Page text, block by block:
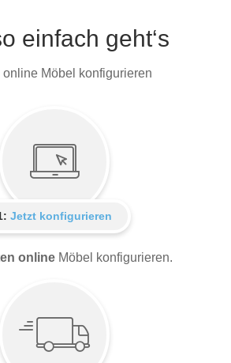
einfach geht‘s
online Möbel konfigurieren
Jetzt konfigurieren
online Möbel konfigurieren.